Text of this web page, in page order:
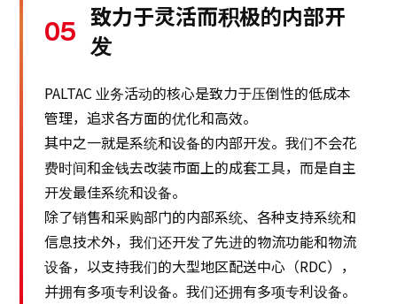
05 致力于灵活而积极的内部开
发
PALTAC 业务活动的核心是致力于压倒性的低成本
管理，追求各方面的优化和高效。
其中之一就是系统和设备的内部开发。我们不会花
费时间和金钱去改装市面上的成套工具，而是自主
开发最佳系统和设备。
除了销售和采购部门的内部系统、各种支持系统和
信息技术外，我们还开发了先进的物流功能和物流
设备，以支持我们的大型地区配送中心（RDC），
并拥有多项专利设备。我们还拥有多项专利设备。